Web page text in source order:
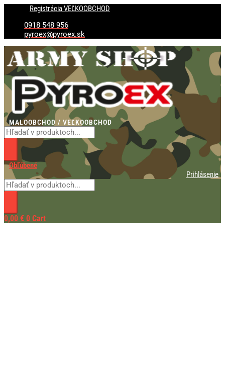
PreskočiťRegistrácia VEĽKOOBCHOD
0918 548 956
pyroex@pyroex.sk
MALOOBCHOD / VEĽKOOBCHOD
Products
Obľúbené
Prihlásenie
Products
0,00 € 0 Cart
množstvo
ALBAINOX,
Templársky
kríž
-
strieborný